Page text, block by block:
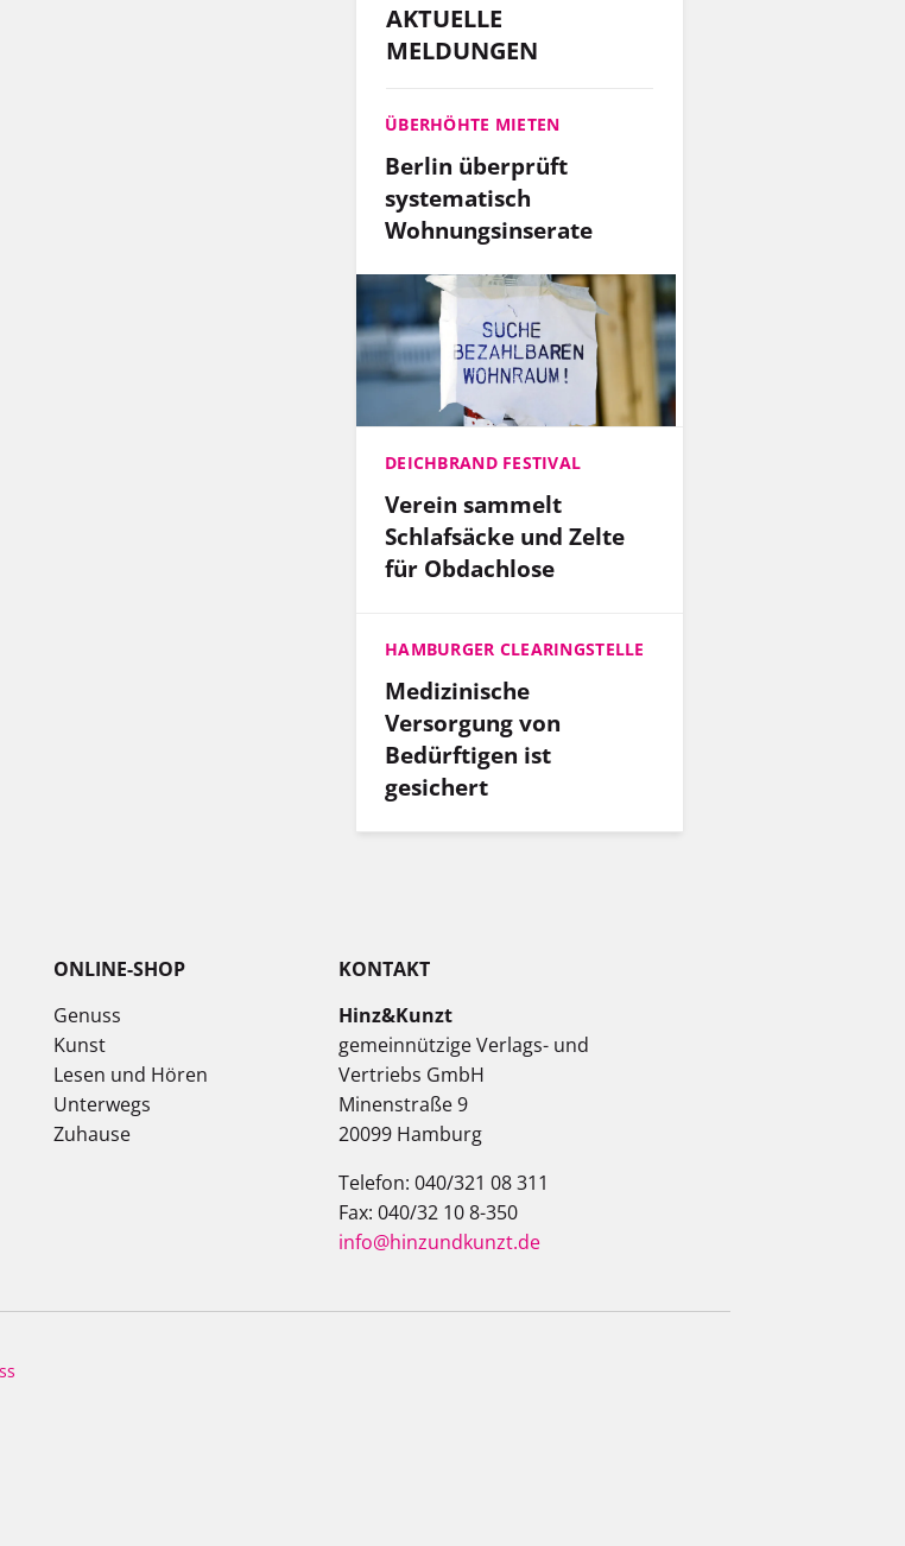
AKTUELLE
MELDUNGEN
ÜBERHÖHTE MIETEN
Berlin überprüft
systematisch
Wohnungsinserate
DEICHBRAND FESTIVAL
Verein sammelt
Schlafsäcke und Zelte
für Obdachlose
HAMBURGER CLEARINGSTELLE
Medizinische
Versorgung von
Bedürftigen ist
gesichert
ONLINE-SHOP
Genuss
Kunst
Lesen und Hören
Unterwegs
Zuhause
KONTAKT
Hinz&Kunzt
gemeinnützige Verlags- und
Vertriebs GmbH
Minenstraße 9
20099 Hamburg
Telefon: 040/321 08 311
Fax: 040/32 10 8-350
info@hinzundkunzt.de